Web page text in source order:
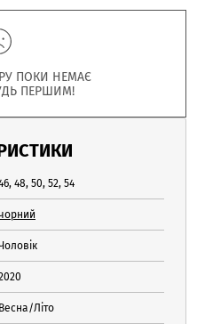
ПОКИ НЕМАЄ
ПЕРШИМ!
48, 50, 52, 54
Весна/Літо